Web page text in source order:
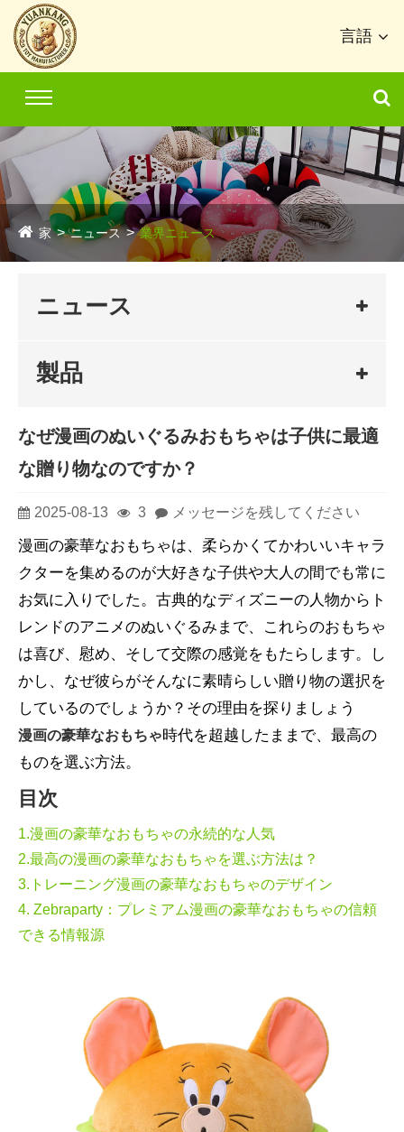
言語
家 ニュース 業界ニュース
ニュース
製品
なぜ漫画のぬいぐるみおもちゃは子供に最適
な贈り物なのですか？
2025-08-13 3 メッセージを残してください
漫画の豪華なおもちゃは、柔らかくてかわいいキャラ
クターを集めるのが大好きな子供や大人の間でも常に
お気に入りでした。古典的なディズニーの人物からト
レンドのアニメのぬいぐるみまで、これらのおもちゃ
は喜び、慰め、そして交際の感覚をもたらします。し
かし、なぜ彼らがそんなに素晴らしい贈り物の選択を
しているのでしょうか？その理由を探りましょう
漫画の豪華なおもちゃ時代を超越したままで、最高の
ものを選ぶ方法。
目次
1.漫画の豪華なおもちゃの永続的な人気
2.最高の漫画の豪華なおもちゃを選ぶ方法は？
3.トレーニング漫画の豪華なおもちゃのデザイン
4. Zebraparty：プレミアム漫画の豪華なおもちゃの信頼
できる情報源